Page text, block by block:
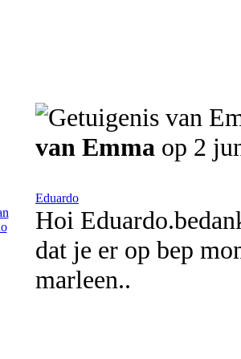
van Emma op 2
Eduardo
Hoi
dat je er op bep
marleen..